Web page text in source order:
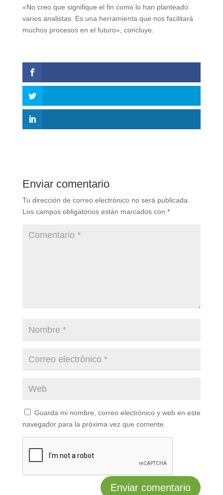
«No creo que signifique el fin como lo han planteado
varios analistas. Es una herramienta que nos facilitará
muchos procesos en el futuro», concluye.
Enviar comentario
Tu dirección de correo electrónico no será publicada.
Los campos obligatorios están marcados con *
Guarda mi nombre, correo electrónico y web en este
navegador para la próxima vez que comente.